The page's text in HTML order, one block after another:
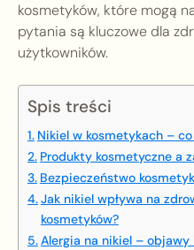
kosmetyków, które mogą
pytania są kluczowe dla
użytkowników.
Spis treści
Nikiel w kosmetykach –
Produkty kosmetyczne a
Bezpieczeństwo
Jak nikiel wpływa na
kosmetyków?
Alergia na nikiel – objawy